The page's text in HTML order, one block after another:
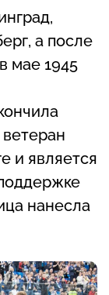
а после
мае 1945
и является
нанесла